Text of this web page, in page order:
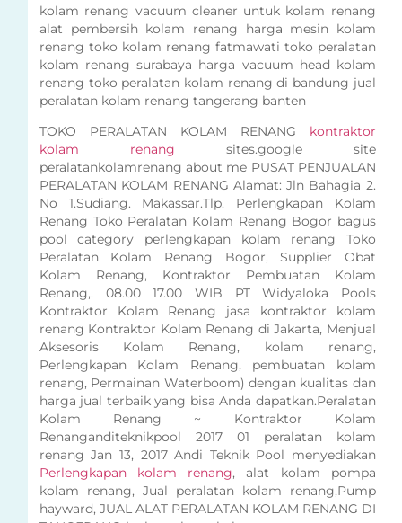
kolam renang vacuum cleaner untuk kolam renang
alat pembersih kolam renang harga mesin kolam
renang toko kolam renang fatmawati toko peralatan
kolam renang surabaya harga vacuum head kolam
renang toko peralatan kolam renang di bandung jual
peralatan kolam renang tangerang banten
TOKO PERALATAN KOLAM RENANG kontraktor
kolam renang sites.google site
peralatankolamrenang about me PUSAT PENJUALAN
PERALATAN KOLAM RENANG Alamat: Jln Bahagia 2.
No 1.Sudiang. Makassar.Tlp. Perlengkapan Kolam
Renang Toko Peralatan Kolam Renang Bogor bagus
pool category perlengkapan kolam renang Toko
Peralatan Kolam Renang Bogor, Supplier Obat
Kolam Renang, Kontraktor Pembuatan Kolam
Renang,. 08.00 17.00 WIB PT Widyaloka Pools
Kontraktor Kolam Renang jasa kontraktor kolam
renang Kontraktor Kolam Renang di Jakarta, Menjual
Aksesoris Kolam Renang, kolam renang,
Perlengkapan Kolam Renang, pembuatan kolam
renang, Permainan Waterboom) dengan kualitas dan
harga jual terbaik yang bisa Anda dapatkan.Peralatan
Kolam Renang ~ Kontraktor Kolam
Renanganditeknikpool 2017 01 peralatan kolam
renang Jan 13, 2017 Andi Teknik Pool menyediakan
Perlengkapan kolam renang, alat kolam pompa
kolam renang, Jual peralatan kolam renang,Pump
hayward, JUAL ALAT PERALATAN KOLAM RENANG DI